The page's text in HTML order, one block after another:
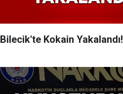
Bilecik'te Kokain Yakalandı!